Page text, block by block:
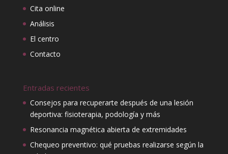
Cita online
Análisis
El centro
Contacto
Entradas recientes
Consejos para recuperarte después de una lesión
deportiva: fisioterapia, podología y más
Resonancia magnética abierta de extremidades
Chequeo preventivo: qué pruebas realizarse según la